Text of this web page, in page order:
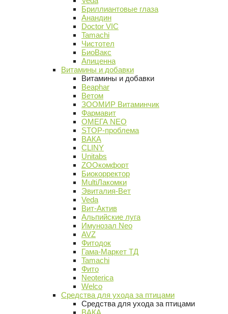
Бриллиантовые глаза
Анандин
Doctor VIC
Tamachi
Чистотел
БиоВакс
Апиценна
Витамины и добавки
Витамины и добавки
Beaphar
Ветом
ЗООМИР Витаминчик
Фармавит
ОМЕГА NEO
STOP-проблема
ВАКА
CLINY
Unitabs
ZOOкомфорт
Биокорректор
MultiЛакомки
Эвиталия-Вет
Veda
Вит-Актив
Альпийские луга
Имунозал Neo
AVZ
Фитодок
Гама-Маркет ТД
Tamachi
Фито
Neoterica
Welco
Средства для ухода за птицами
Средства для ухода за птицами
ВАКА